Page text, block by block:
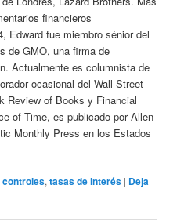
financieros
Edward fue miembro sénior del
de GMO, una firma de
Actualmente es columnista de
ocasional del Wall Street
Review of Books y Financial
of Time, es publicado por Allen
Monthly Press en los Estados
controles,tasas de interés | Deja